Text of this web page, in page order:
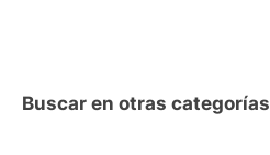
Buscar en otras categorías